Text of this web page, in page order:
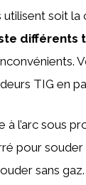
soit
différents
TIG en
à l’arc sous
pour souder
sans